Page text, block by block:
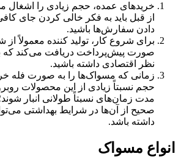
خریدهای عمده، حجم زیادی را اشغال
از قبل باید به فکر خالی کردن جای کافی
دادن سفارش‌ها باشید.
برای شروع کار، تولید کننده معمولاً از
صورت پیش‌پرداخت دریافت می‌کند که
نظر اقتصادی داشته باشید.
زمانی که مسواک‌ها را به صورت فله
حجم نسبتاً زیادی از این محصولات
مدت زمان‌های نسبتاً طولانی انبار
صحیح از آن‌ها در شرایط بهداشتی
داشته باشد.
انواع مسواک